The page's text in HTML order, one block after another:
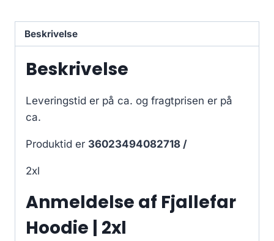
Beskrivelse
Beskrivelse
Leveringstid er på ca. og fragtprisen er på
ca.
Produktid er 36023494082718 /
2xl
Anmeldelse af Fjallefar
Hoodie | 2xl